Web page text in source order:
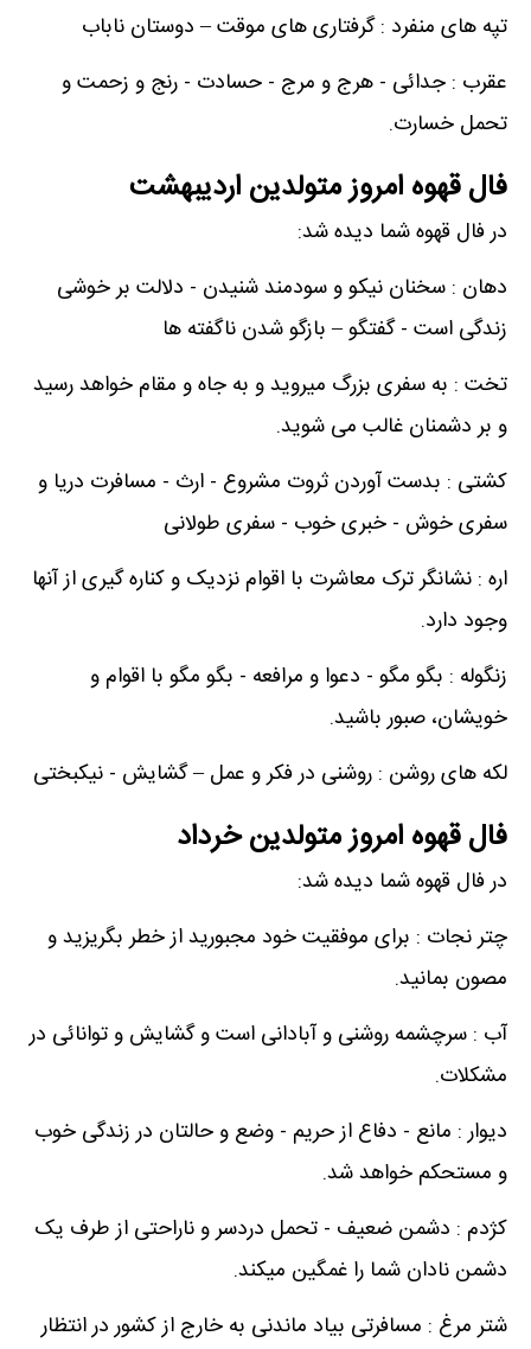
تپه های منفرد : گرفتاری های موقت – دوستان ناباب
عقرب : جدائی - هرج و مرج - حسادت - رنج و زحمت و
تحمل خسارت.
فال قهوه امروز متولدین اردیبهشت
در فال قهوه شما دیده شد:
دهان : سخنان نیکو و سودمند شنیدن - دلالت بر خوشی
زندگی است - گفتگو – بازگو شدن ناگفته ها
تخت : به سفری بزرگ میروید و به جاه و مقام خواهد رسید
و بر دشمنان غالب می شوید.
کشتی : بدست آوردن ثروت مشروع - ارث - مسافرت دریا و
سفری خوش - خبری خوب - سفری طولانی
اره : نشانگر ترک معاشرت با اقوام نزدیک و کناره گیری از آنها
وجود دارد.
زنگوله : بگو مگو - دعوا و مرافعه - بگو مگو با اقوام و
خویشان، صبور باشید.
لکه های روشن : روشنی در فکر و عمل – گشایش - نیکبختی
فال قهوه امروز متولدین خرداد
در فال قهوه شما دیده شد:
چتر نجات : برای موفقیت خود مجبورید از خطر بگریزید و
مصون بمانید.
آب : سرچشمه روشنی و آبادانی است و گشایش و توانائی در
مشکلات.
دیوار : مانع - دفاع از حریم - وضع و حالتان در زندگی خوب
و مستحکم خواهد شد.
کژدم : دشمن ضعیف - تحمل دردسر و ناراحتی از طرف یک
دشمن نادان شما را غمگین میکند.
شتر مرغ : مسافرتی بیاد ماندنی به خارج از کشور در انتظار